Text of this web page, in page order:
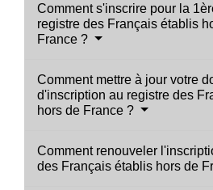
Comment s'inscrire pour la
registre des Français établis
France ?
Comment mettre à jour votre
d'inscription au registre des
hors de France ?
Comment renouveler
des Français établis hors de